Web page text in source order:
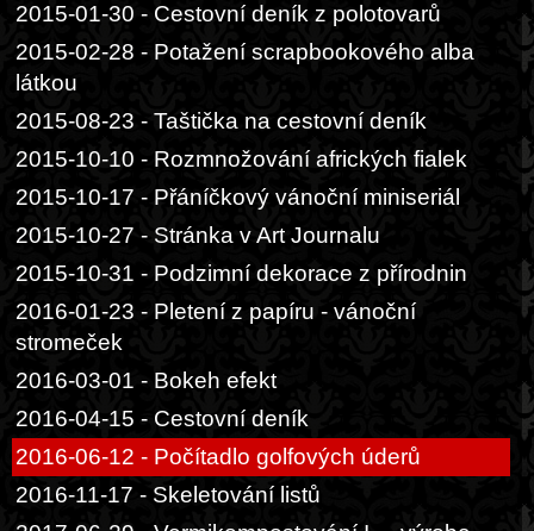
2015-01-30 - Cestovní deník z polotovarů
2015-02-28 - Potažení scrapbookového alba
látkou
2015-08-23 - Taštička na cestovní deník
2015-10-10 - Rozmnožování afrických fialek
2015-10-17 - Přáníčkový vánoční miniseriál
2015-10-27 - Stránka v Art Journalu
2015-10-31 - Podzimní dekorace z přírodnin
2016-01-23 - Pletení z papíru - vánoční
stromeček
2016-03-01 - Bokeh efekt
2016-04-15 - Cestovní deník
2016-06-12 - Počítadlo golfových úderů
2016-11-17 - Skeletování listů